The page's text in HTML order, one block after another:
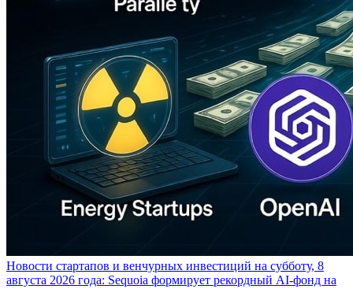
Новости стартапов и венчурных инвестиций на субботу, 8
августа 2026 года: Sequoia формирует рекордный AI-фонд на